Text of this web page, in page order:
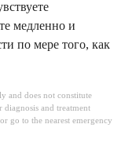
медленно и
по мере того, как
and does not constitute
and treatment
go to the nearest emergency